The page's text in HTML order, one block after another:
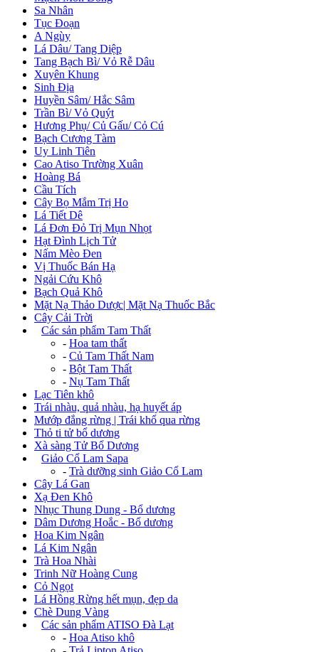
Sa Nhân
Tục Đoạn
A Ngùy
Lá Dâu/ Tang Diệp
Tang Bạch Bì/ Vỏ Rễ Dâu
Xuyên Khung
Sinh Địa
Huyền Sâm/ Hắc Sâm
Trần Bì/ Vỏ Quýt
Hương Phụ/ Củ Gấu/ Cỏ Cú
Bạch Cương Tàm
Uy Linh Tiên
Cao Atiso Trường Xuân
Hoàng Bá
Cầu Tích
Cây Bọ Mắm Trị Ho
Lá Tiết Dê
Lá Đơn Đỏ Trị Mụn Nhọt
Hạt Đình Lịch Tử
Nấm Mèo Đen
Vị Thuốc Bán Hạ
Ngải Cứu Khô
Bạch Quả Khô
Mặt Nạ Thảo Dược| Mặt Nạ Thuốc Bắc
Cây Cải Trời
Các sản phẩm Tam Thất
- Hoa tam thất
- Củ Tam Thất Nam
- Bột Tam Thất
- Nụ Tam Thất
Lạc Tiên khô
Trái nhàu, quả nhàu, hạ huyết áp
Mướp đắng rừng | Trái khổ qua rừng
Thỏ ti tử bổ dương
Xà sàng Tử Bổ Dương
Giảo Cổ Lam Sapa
- Trà dưỡng sinh Giảo Cổ Lam
Cây Lá Gan
Xạ Đen Khô
Nhục Thung Dung - Bổ dương
Dâm Dương Hoắc - Bổ dương
Hoa Kim Ngân
Lá Kim Ngân
Trà Hoa Nhài
Trinh Nữ Hoàng Cung
Cỏ Ngọt
Lá Hồng Rừng hết mụn, đẹp da
Chè Dung Vàng
Các sản phẩm ATISO Đà Lạt
- Hoa Atiso khô